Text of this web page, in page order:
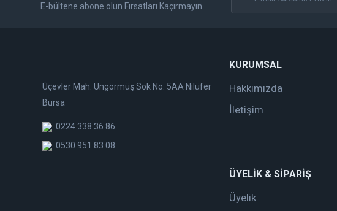
E-bültene abone olun Fırsatları Kaçırmayın
Üçevler Mah. Üngörmüş Sok No: 5AA Nilüfer
Bursa
0224 338 36 86
0530 951 83 08
KURUMSAL
Hakkımızda
İletişim
ÜYELİK & SİPARİŞ
Üyelik